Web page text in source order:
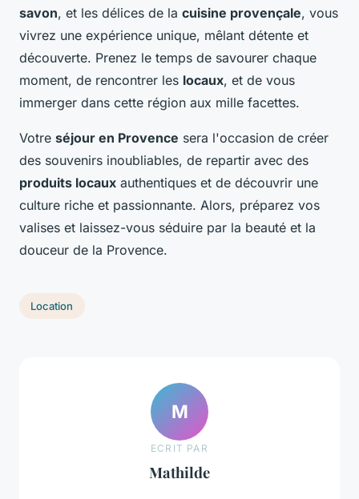
savon, et les délices de la cuisine provençale, vous
vivrez une expérience unique, mêlant détente et
découverte. Prenez le temps de savourer chaque
moment, de rencontrer les locaux, et de vous
immerger dans cette région aux mille facettes.
Votre séjour en Provence sera l'occasion de créer
des souvenirs inoubliables, de repartir avec des
produits locaux authentiques et de découvrir une
culture riche et passionnante. Alors, préparez vos
valises et laissez-vous séduire par la beauté et la
douceur de la Provence.
Location
M
ECRIT PAR
Mathilde